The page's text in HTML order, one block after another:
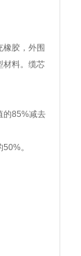
胶，外围
材料。缆芯
的85%减去
。